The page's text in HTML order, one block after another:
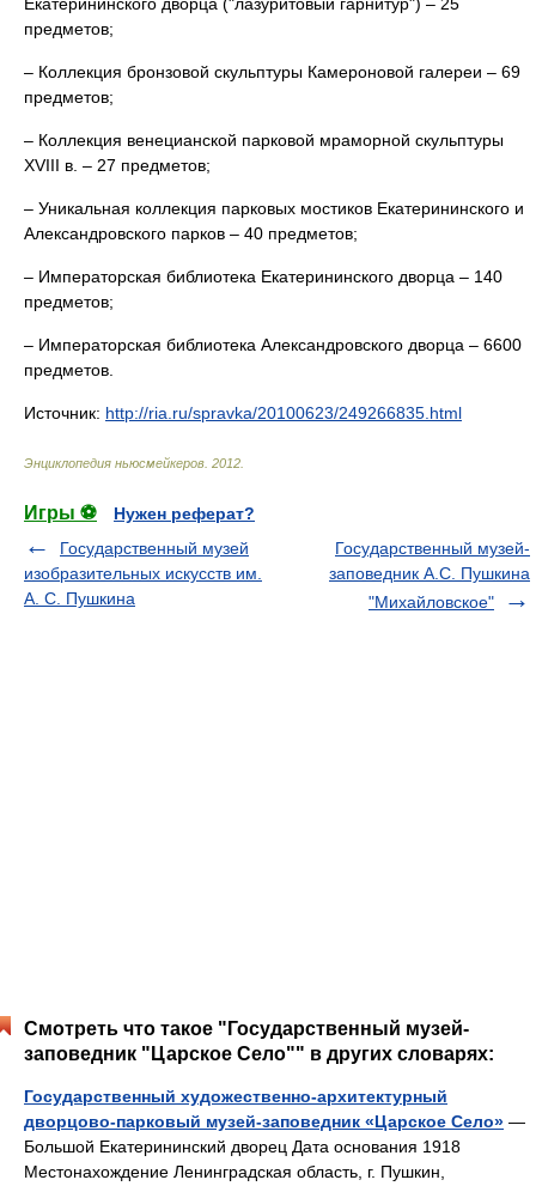
предметов;
– Коллекция бронзовой скульптуры Камероновой галереи – 69
предметов;
– Коллекция венецианской парковой мраморной скульптуры
XVIII в. – 27 предметов;
– Уникальная коллекция парковых мостиков Екатерининского и
Александровского парков – 40 предметов;
– Императорская библиотека Екатерининского дворца – 140
предметов;
– Императорская библиотека Александровского дворца – 6600
предметов.
Источник: http://ria.ru/spravka/20100623/249266835.html
Энциклопедия ньюсмейкеров 2012
Игры ⚽
Нужен реферат?
Государственный музей
изобразительных искусств им.
А. С. Пушкина
Государственный музей-
заповедник А.С. Пушкина
"Михайловское"
Смотреть что такое "Государственный музей-
заповедник "Царское Село"" в других словарях:
Государственный художественно-архитектурный
дворцово-парковый музей-заповедник «Царское Село» —
Большой Екатерининский дворец Дата основания 1918
Местонахождение Ленинградская область, г. Пушкин,